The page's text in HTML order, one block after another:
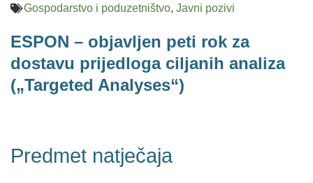
Gospodarstvo i poduzetništvo, Javni pozivi
ESPON – objavljen peti rok za
dostavu prijedloga ciljanih analiza
(„Targeted Analyses“)
Predmet natječaja